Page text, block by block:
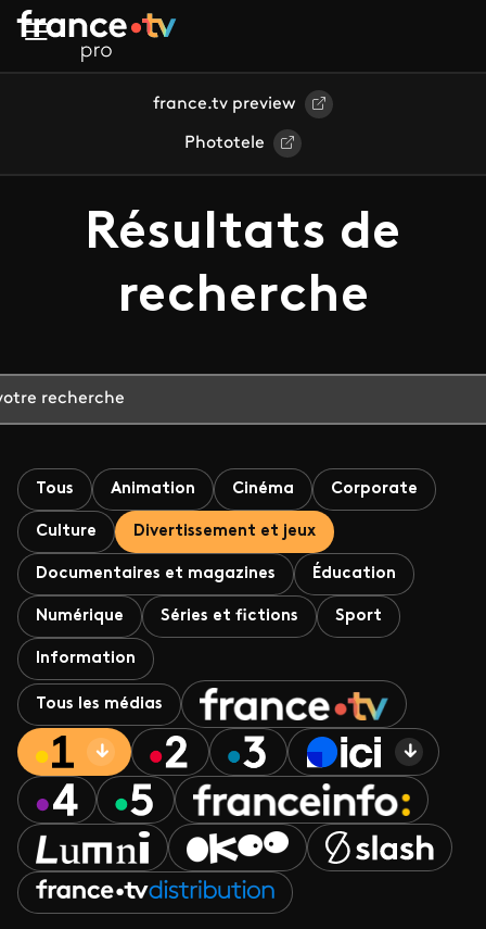
Aller au contenu principal
france.tv preview
Phototele
Résultats de
recherche
Tous Animation Cinéma Corporate
Culture Divertissement et jeux
Documentaires et magazines Éducation
Numérique Séries et fictions Sport
Information
Tous les médias